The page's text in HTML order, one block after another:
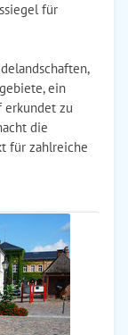
für
ein
erkundet zu
die
für zahlreiche